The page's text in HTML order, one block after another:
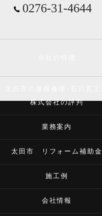
0276-31-4644
株式会社の評判
業務案内
太田市 リフォーム補助金
施工例
会社情報